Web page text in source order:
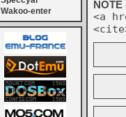
Wakoo-enter
<a